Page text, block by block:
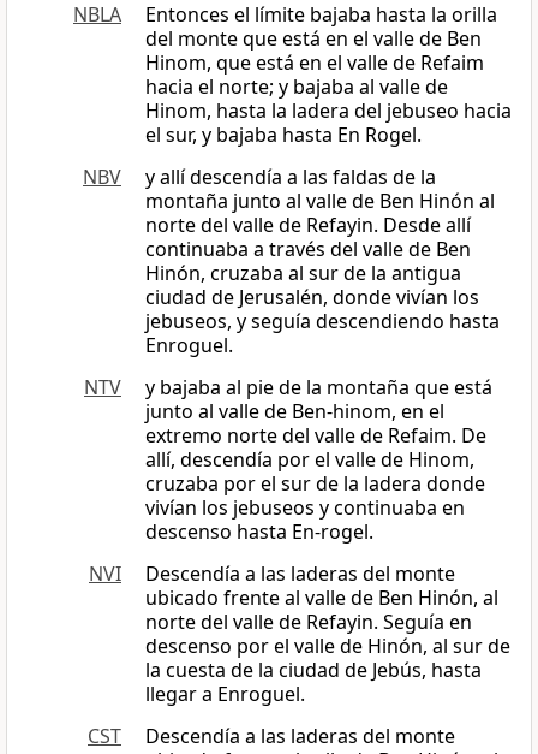
NBLA
Entonces el límite bajaba hasta la orilla
del monte que está en el valle de Ben
Hinom, que está en el valle de Refaim
hacia el norte; y bajaba al valle de
Hinom, hasta la ladera del jebuseo hacia
el sur, y bajaba hasta En Rogel.
NBV
y allí descendía a las faldas de la
montaña junto al valle de Ben Hinón al
norte del valle de Refayin. Desde allí
continuaba a través del valle de Ben
Hinón, cruzaba al sur de la antigua
ciudad de Jerusalén, donde vivían los
jebuseos, y seguía descendiendo hasta
Enroguel.
NTV
y bajaba al pie de la montaña que está
junto al valle de Ben-hinom, en el
extremo norte del valle de Refaim. De
allí, descendía por el valle de Hinom,
cruzaba por el sur de la ladera donde
vivían los jebuseos y continuaba en
descenso hasta En-rogel.
NVI
Descendía a las laderas del monte
ubicado frente al valle de Ben Hinón, al
norte del valle de Refayin. Seguía en
descenso por el valle de Hinón, al sur de
la cuesta de la ciudad de Jebús, hasta
llegar a Enroguel.
CST
Descendía a las laderas del monte